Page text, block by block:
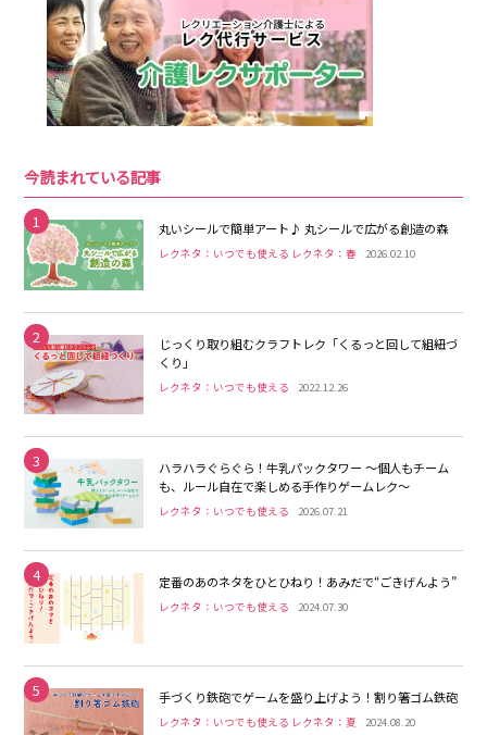
今読まれている記事
1 丸いシールで簡単アート♪ 丸シールで広がる創造の森
レクネタ：いつでも使える レクネタ：春 2026.02.10
2
じっくり取り組むクラフトレク「くるっと回して組紐づ
くり」
レクネタ：いつでも使える 2022.12.26
3
ハラハラぐらぐら！牛乳パックタワー 〜個人もチーム
も、ルール自在で楽しめる手作りゲームレク〜
レクネタ：いつでも使える 2026.07.21
4 定番のあのネタをひとひねり！あみだで“ごきげんよう”
レクネタ：いつでも使える 2024.07.30
5 手づくり鉄砲でゲームを盛り上げよう！割り箸ゴム鉄砲
レクネタ：いつでも使える レクネタ：夏 2024.08.20